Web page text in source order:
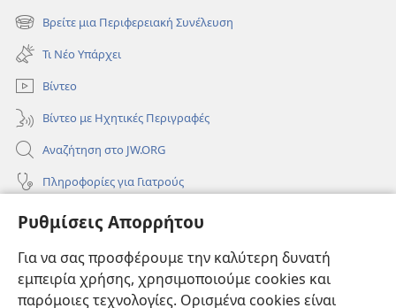
Ρυθμίσεις Απορρήτου
Για να σας προσφέρουμε την καλύτερη δυνατή
εμπειρία χρήσης, χρησιμοποιούμε cookies και
παρόμοιες τεχνολογίες. Ορισμένα cookies είναι
νέο
παράθυρο)
Βρείτε μια Περιφερειακή Συνέλευση
(ανοίγει
νέο
παράθυρο)
Τι Νέο Υπάρχει
Βίντεο
Βίντεο με Ηχητικές Περιγραφές
Αναζήτηση στο JW.ORG
Πληροφορίες για Γιατρούς
Πληροφορίες για Επίσημους Φορείς και ΜΜΕ
Συνεισφορές
(ανοίγει